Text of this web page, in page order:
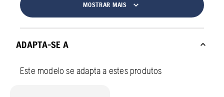
MOSTRAR MAIS
ADAPTA-SE A
Este modelo se adapta a estes produtos